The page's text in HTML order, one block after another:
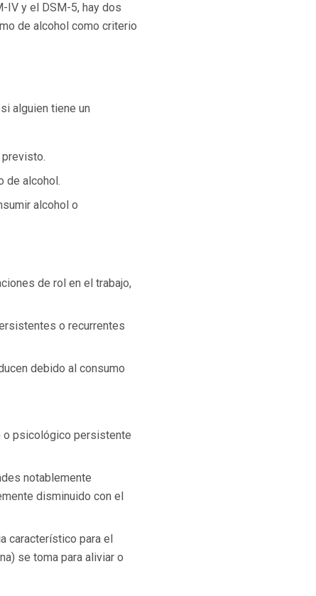
IV y el DSM-5, hay dos
de alcohol como criterio
alguien tiene un
de alcohol.
alcohol o
de rol en el trabajo,
o recurrentes
debido al consumo
o psicológico persistente
notablemente
disminuido con el
característico para el
se toma para aliviar o